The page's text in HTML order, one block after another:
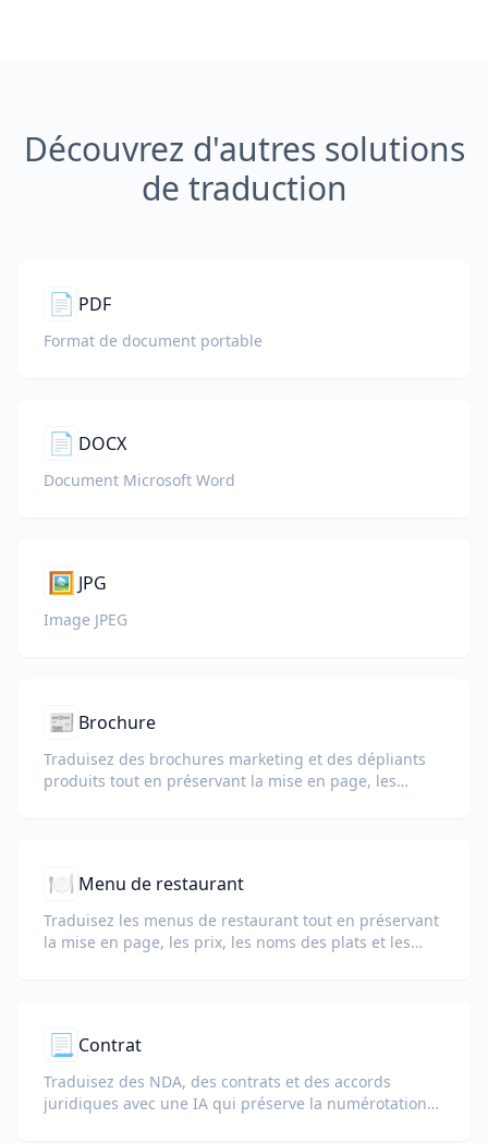
Découvrez d'autres solutions
de traduction
📄 PDF
Format de document portable
📄 DOCX
Document Microsoft Word
🖼️ JPG
Image JPEG
📰 Brochure
Traduisez des brochures marketing et des dépliants
produits tout en préservant la mise en page, les
🍽️ Menu de restaurant
Traduisez les menus de restaurant tout en préservant
la mise en page, les prix, les noms des plats et les
📃 Contrat
Traduisez des NDA, des contrats et des accords
juridiques avec une IA qui préserve la numérotation